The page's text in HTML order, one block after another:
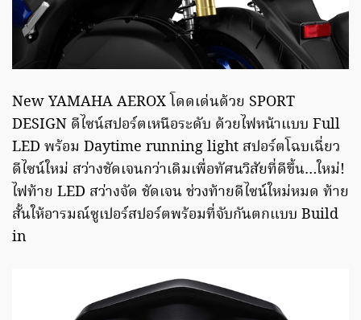
New YAMAHA AEROX โดดเด่นด้วย SPORT
DESIGN ดีไซน์สปอร์ตเหนือระดับ ด้วยไฟหน้าแบบ Full
LED พร้อม Daytime running light สปอร์ตโฉบเฉี่ยว
ดีไซน์ใหม่ สว่างชัดเจนกว่าเดิมเพื่อทัศนวิสัยที่ดีขึ้น…ใหม่!
ไฟท้าย LED สว่างจัด ชัดเจน ช่วงท้ายดีไซน์ใหม่หมด ท้าย
สั้นให้อารมณ์ซูเปอร์สปอร์ตพร้อมที่จับกันตกแบบ Build
in